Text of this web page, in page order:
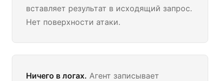
вставляет результат в исходящий запрос.
Нет поверхности атаки.
Ничего в логах. Агент записывает